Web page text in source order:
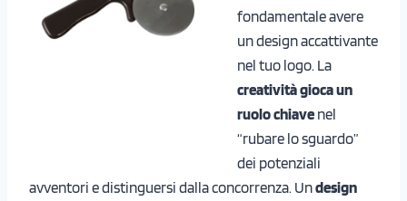
fondamentale avere
un design accattivante
nel tuo logo. La
creatività gioca un
ruolo chiave nel
“rubare lo sguardo”
dei potenziali
avventori e distinguersi dalla concorrenza. Undesign